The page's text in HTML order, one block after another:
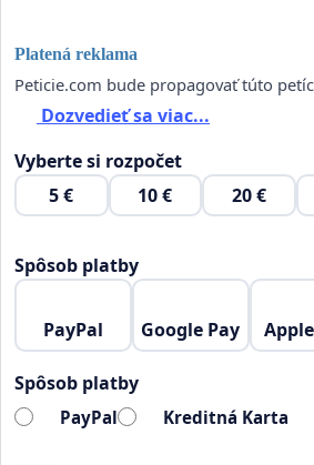
Platená reklama
Peticie.com bude propagovať túto
Dozvedieť sa viac...
Vyberte si rozpočet
5 €
10 € 20 €
Spôsob platby
PayPal Google Pay
Spôsob platby
PayPal Kreditná Karta